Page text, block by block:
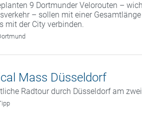
9 Dortmunder Velorouten –
– sollen mit einer
mit der City verbinden.
Mass Düsseldorf
Radtour durch Düsseldorf am